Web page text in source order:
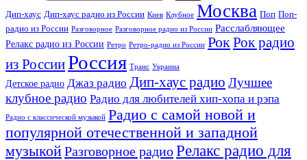
Дип-хаус Дип-хаус радио из России Киев Клубное Москва Поп Поп-
радио из России Разговорное Разговорное радио из России Расслабляющее
Релакс радио из России Ретро Ретро-радио из России РокРок радио
из РоссииРоссия Транс Украина
Детское радио Джаз радио Дип-хаус радио Лучшее
клубное радио Радио для любителей хип-хопа и рэпа
Радио с классической музыкой Радио с самой новой и
популярной отечественной и западной
музыкойРазговорное радиоРелакс радио для